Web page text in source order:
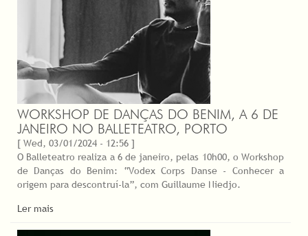
WORKSHOP DE DANÇAS DO BENIM, A 6 DE
JANEIRO NO BALLETEATRO, PORTO
[ Wed, 03/01/2024 - 12:56 ]
O Balleteatro realiza a 6 de janeiro, pelas 10h00, o Workshop
de Danças do Benim: “Vodex Corps Danse - Conhecer a
origem para descontruí-la”, com Guillaume Niedjo.
Ler mais